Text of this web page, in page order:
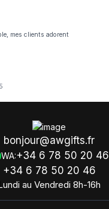
mes clients adorent
bonjour@awgifts.fr
WA:+34 6 78 50 20 46
+34 6 78 50 20 46
au Vendredi 8h-16h